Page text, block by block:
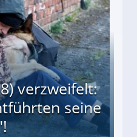
verzweifelt:
seine